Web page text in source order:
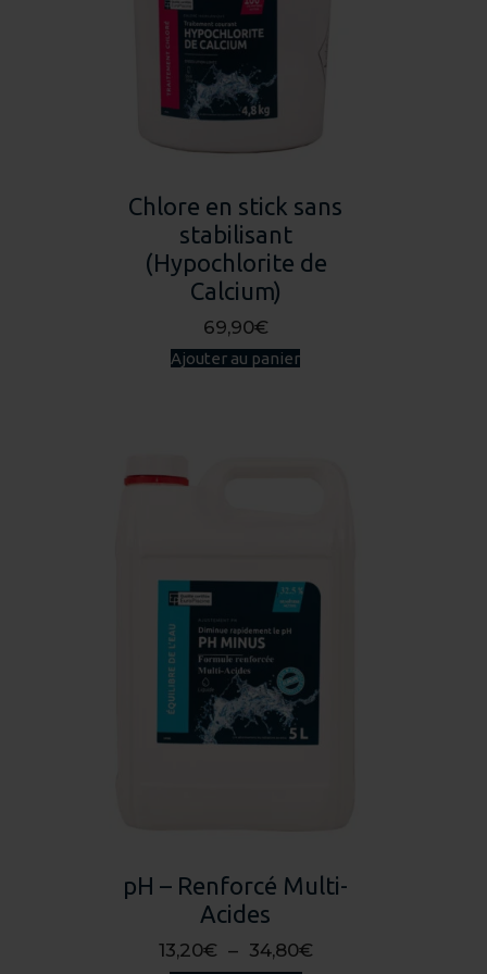
Chlore en stick sans
stabilisant
(Hypochlorite de
Calcium)
69,90€
Ajouter au panier
pH – Renforcé Multi-
Acides
13,20€ – 34,80€Plage